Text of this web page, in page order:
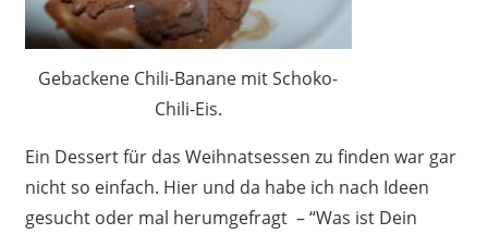
Gebackene Chili-Banane mit Schoko-
Chili-Eis.
Ein Dessert für das Weihnatsessen zu finden war gar
nicht so einfach. Hier und da habe ich nach Ideen
gesucht oder mal herumgefragt – “Was ist Dein